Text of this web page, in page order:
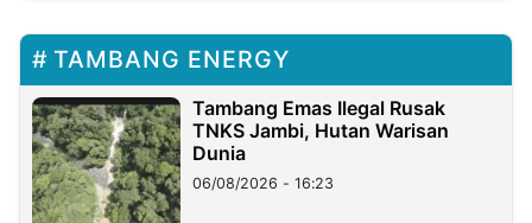
TAMBANG ENERGY
Tambang Emas Ilegal Rusak
TNKS Jambi, Hutan Warisan
Dunia
06/08/2026 - 16:23